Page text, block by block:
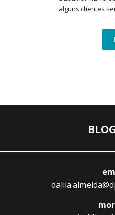
alguns clientes